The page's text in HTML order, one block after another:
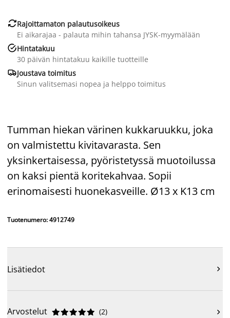
Rajoittamaton palautusoikeus
Ei aikarajaa - palauta mihin tahansa JYSK-myymälään
Hintatakuu
30 päivän hintatakuu kaikille tuotteille
Joustava toimitus
Sinun valitsemasi nopea ja helppo toimitus
Tumman hiekan värinen kukkaruukku, joka
on valmistettu kivitavarasta. Sen
yksinkertaisessa, pyöristetyssä muotoilussa
on kaksi pientä koritekahvaa. Sopii
erinomaisesti huonekasveille. Ø13 x K13 cm
Tuotenumero: 4912749
Lisätiedot 
Arvostelut 




 (2) 